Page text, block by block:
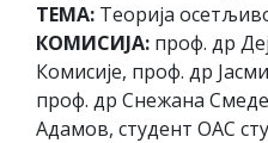
ТЕМА: Теорија
КОМИСИЈА: проф. др
Комисије, проф. др
проф. др Снежана
Адамов, студент ОАС